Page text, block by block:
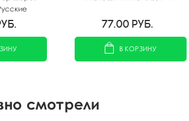
25шт
77.00 руб.
В КОРЗИНУ
смотрели